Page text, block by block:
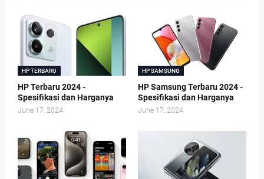
HP TERBARU
HP Terbaru 2024 -
Spesifikasi dan Harganya
June 17, 2024
HP SAMSUNG
HP Samsung Terbaru 2024 -
Spesifikasi dan Harganya
June 17, 2024